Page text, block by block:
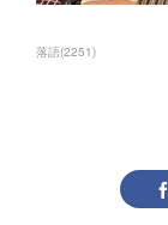
落語(2251)